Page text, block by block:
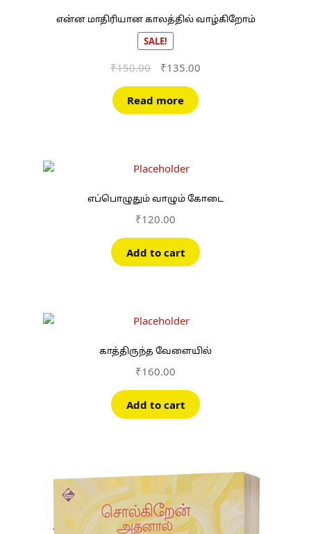
என்ன மாதிரியான காலத்தில் வாழ்கிறோம்
SALE!
₹150.00
Original
was:
₹150.00.
₹135.00Current
Read more
எப்பொழுதும் வாழும் கோடை
₹120.00
Add to cart
காத்திருந்த வேளையில்
₹160.00
Add to cart